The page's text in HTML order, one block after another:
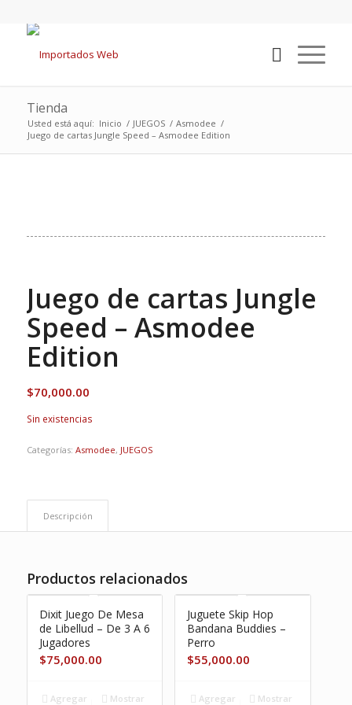
Tienda
Usted está aquí: Inicio / JUEGOS / Asmodee /
Juego de cartas Jungle Speed – Asmodee Edition
Juego de cartas Jungle
Speed – Asmodee
Edition
$70,000.00
Sin existencias
Categorías: Asmodee, JUEGOS
Descripción
Productos relacionados
Dixit Juego De Mesa
de Libellud – De 3 A 6
Jugadores
$75,000.00
Agregar
Mostrar
Juguete Skip Hop
Bandana Buddies –
Perro
$55,000.00
Agregar
Mostrar